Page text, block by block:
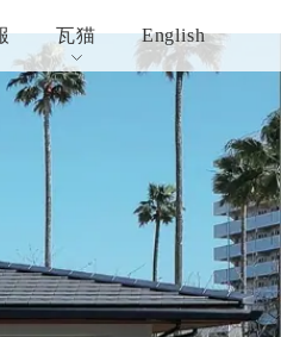
瓦猫 English